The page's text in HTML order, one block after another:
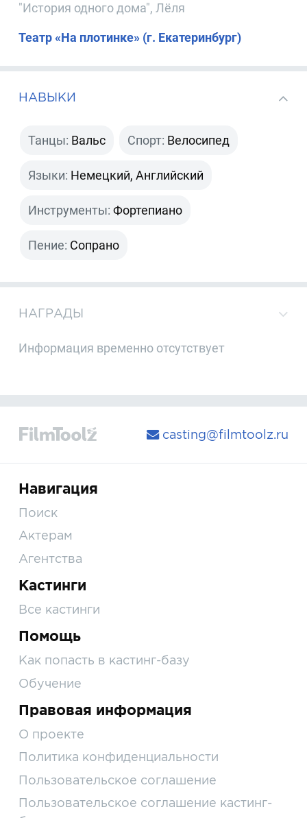
"История одного дома", Лёля
Театр «На плотинке» (г. Екатеринбург)
НАВЫКИ
Танцы: Вальс Спорт: Велосипед
Языки: Немецкий, Английский
Инструменты: Фортепиано
Пение: Сопрано
НАГРАДЫ
Информация временно отсутствует
casting@filmtoolz.ru
Навигация
Поиск
Актерам
Агентства
Кастинги
Все кастинги
Помощь
Как попасть в кастинг-базу
Обучение
Правовая информация
О проекте
Политика конфиденциальности
Пользовательское соглашение
Пользовательское соглашение кастинг-